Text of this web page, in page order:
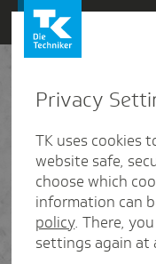
Direkt
Inhalt
Kontakt
Haben Sie noch
einer Tätigkeit bei
Anfrage gern so
Sie möchten sich
Privacy
TK uses cookies
website safe,
choose which
information can
policy. There,
settings again at